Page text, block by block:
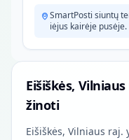
SmartPosti siuntų
iėjus kairėje pusėje.
Eišiškės,
žinoti
Eišiškės, Vilniaus raj.